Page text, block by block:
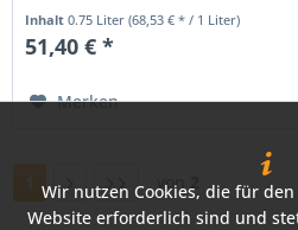
Inhalt0.75 Liter(68,53 € * / 1 Liter)
51,40 € *
Merken
von
Wir nutzen Cookies, die für
Website erforderlich sind und